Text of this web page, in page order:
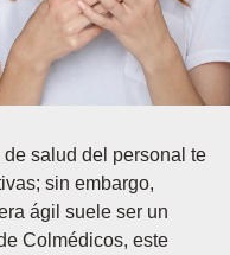
salud del personal te
sin embargo,
ágil suele ser un
Colmédicos, este